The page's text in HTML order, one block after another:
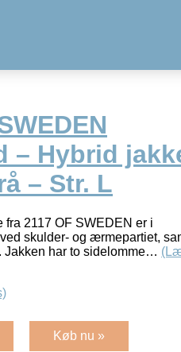
– Hybrid
– Str. L
fra 2117 OF SWEDEN er i
skulder- og ærmepartiet,
Jakken har to sidelomme…
Køb nu »